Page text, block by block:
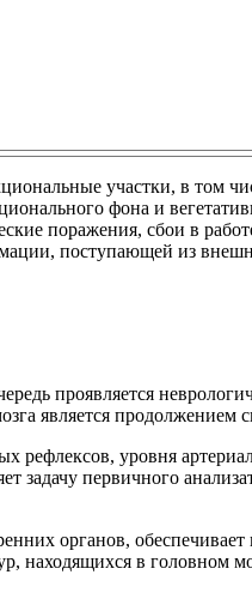
участки, в том
фона и
поражения, сбои в
поступающей из
проявляется
является продолжением
рефлексов, уровня
первичного
органов, обеспечивает
в головном